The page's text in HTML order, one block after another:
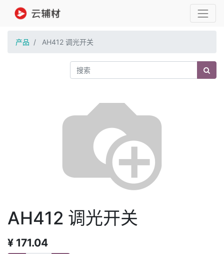
产品 AH412 调光开关
AH412 调光开关
¥ 171.04